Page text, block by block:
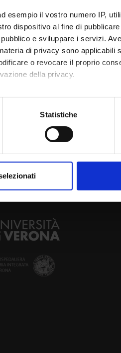
esempio il vostro numero IP,
dispositivo al fine di
e sviluppare i servizi.
di privacy sono applicabili
o revocare il proprio
della privacy.
con un'approssimazione di
Dichiarazione sui cookie.
Statistiche